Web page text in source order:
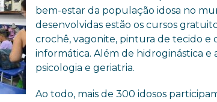
bem-estar da população idosa no
desenvolvidas estão os cursos
crochê, vagonite, pintura de tecido e
informática. Além de hidroginástica e
psicologia e geriatria.
Ao todo, mais de 300 idosos